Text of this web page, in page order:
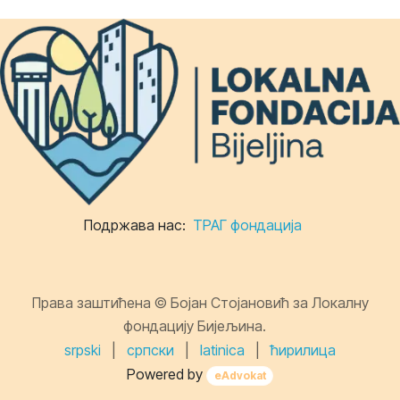
Подржава нас: ТРАГ фондација
Права заштићена © Бојан Стојановић за Локалну
фондацију Бијељина.
srpski
српски latinica
ћирилица
Powered by
eAdvokat